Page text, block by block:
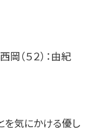
（５２）：由紀
を気にかける優し